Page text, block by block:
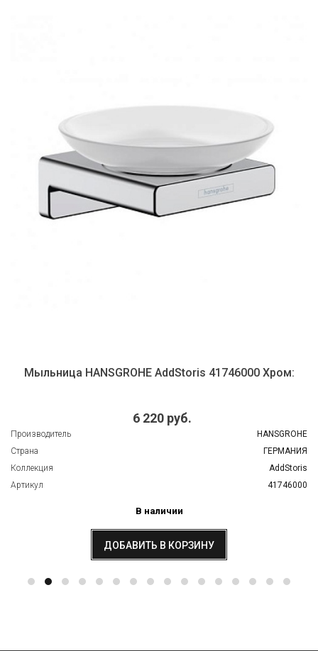
Мыльница HANSGROHE AddStoris 41746000 Хром:
6 220 руб.
Производитель
HANSGROHE
Страна
ГЕРМАНИЯ
Коллекция
AddStoris
Артикул
41746000
В наличии
ДОБАВИТЬ В КОРЗИНУ